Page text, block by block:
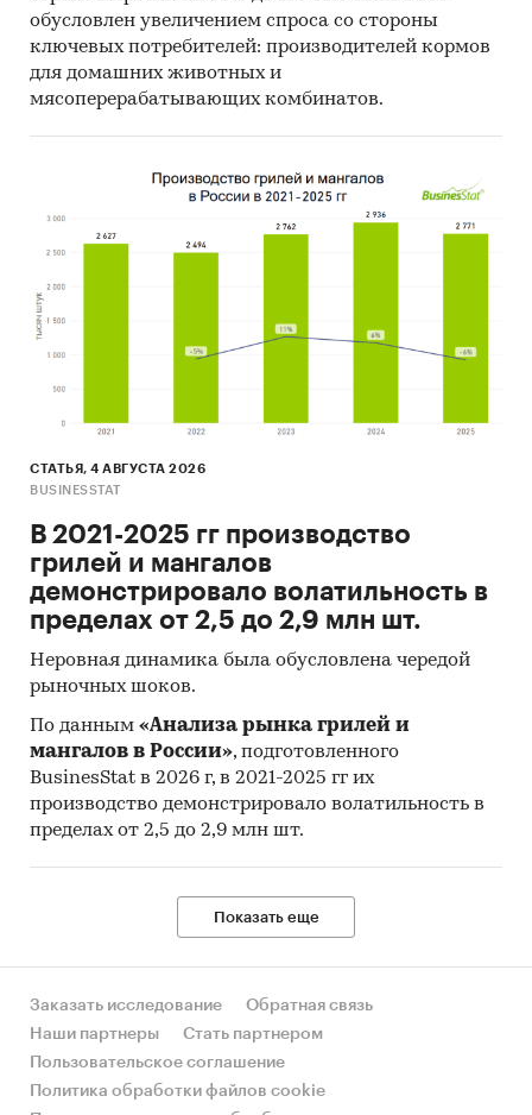
обусловлен увеличением спроса со стороны
ключевых потребителей: производителей кормов
для домашних животных и
мясоперерабатывающих комбинатов.
СТАТЬЯ, 4 АВГУСТА 2026
BUSINESSTAT
В 2021-2025 гг производство
грилей и мангалов
демонстрировало волатильность в
пределах от 2,5 до 2,9 млн шт.
Неровная динамика была обусловлена чередой
рыночных шоков.
По данным «Анализа рынка грилей и
мангалов в России», подготовленного
BusinesStat в 2026 г, в 2021-2025 гг их
производство демонстрировало волатильность в
пределах от 2,5 до 2,9 млн шт.
Показать еще
Заказать исследование
Обратная связь
Наши партнеры
Стать партнером
Пользовательское соглашение
Политика обработки файлов cookie